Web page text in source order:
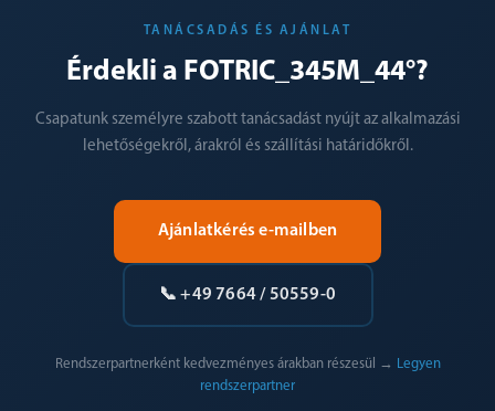
TANÁCSADÁS ÉS AJÁNLAT
Érdekli a FOTRIC_345M_44°?
Csapatunk személyre szabott tanácsadást nyújt az alkalmazási
lehetőségekről, árakról és szállítási határidőkről.
Ajánlatkérés e-mailben
📞 +49 7664 / 50559-0
Rendszerpartnerként kedvezményes árakban részesül →
Legyen
rendszerpartner